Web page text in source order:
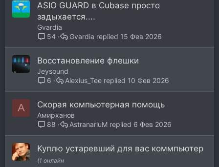
ASIO GUARD в Cubase просто
задыхается....
Gvardia
54
15 Фев 2026
Gvardia
Восстановление флешки
Jeysound
6
10 Фев 2026
Alexius_Tee
A Скорая компьютерная помощь
Aмирханов
88
6 Фев 2026
AstranariuM
Куплю устаревший для вас коммпьютер
(1 онлайн